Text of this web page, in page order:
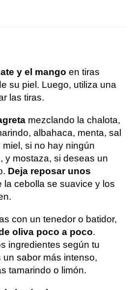
y el mango en tiras
su piel. Luego, utiliza una
las tiras.
mezclando la chalota,
albahaca, menta, sal
si no hay ningún
y mostaza, si deseas un
Deja reposar unos
la cebolla se suavice y los
con un tenedor o batidor,
oliva poco a poco.
ingredientes según tu
un sabor más intenso,
tamarindo o limón.